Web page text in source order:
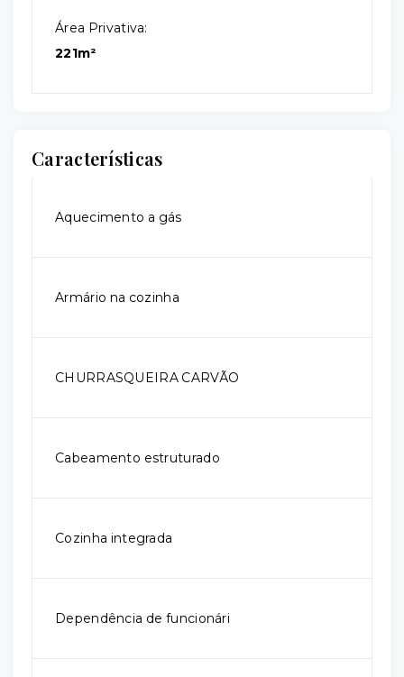
Área Privativa:
221m²
Características
Aquecimento a gás
Armário na cozinha
CHURRASQUEIRA CARVÃO
Cabeamento estruturado
Cozinha integrada
Dependência de funcionári